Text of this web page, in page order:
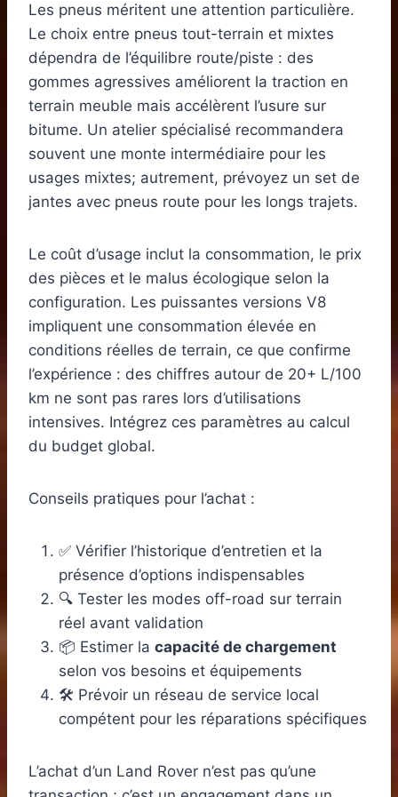
Les pneus méritent une attention particulière.
Le choix entre pneus tout-terrain et mixtes
dépendra de l’équilibre route/piste : des
gommes agressives améliorent la traction en
terrain meuble mais accélèrent l’usure sur
bitume. Un atelier spécialisé recommandera
souvent une monte intermédiaire pour les
usages mixtes; autrement, prévoyez un set de
jantes avec pneus route pour les longs trajets.
Le coût d’usage inclut la consommation, le prix
des pièces et le malus écologique selon la
configuration. Les puissantes versions V8
impliquent une consommation élevée en
conditions réelles de terrain, ce que confirme
l’expérience : des chiffres autour de 20+ L/100
km ne sont pas rares lors d’utilisations
intensives. Intégrez ces paramètres au calcul
du budget global.
Conseils pratiques pour l’achat :
✅ Vérifier l’historique d’entretien et la
présence d’options indispensables
🔍 Tester les modes off-road sur terrain
réel avant validation
📦 Estimer la capacité de chargement
selon vos besoins et équipements
🛠️ Prévoir un réseau de service local
compétent pour les réparations spécifiques
L’achat d’un Land Rover n’est pas qu’une